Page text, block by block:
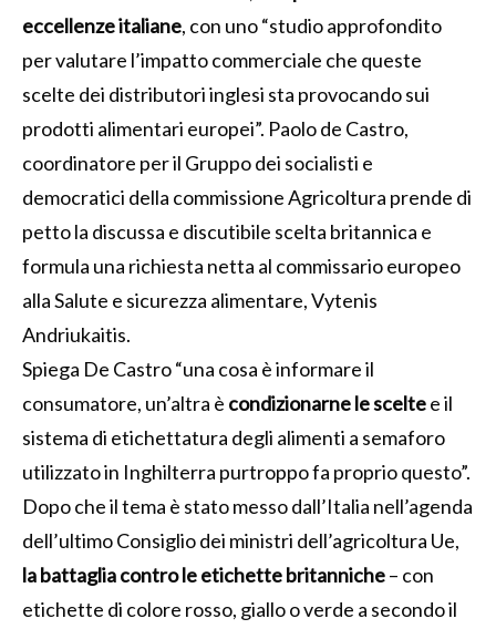
eccellenze italiane, con uno “studio approfondito
per valutare l’impatto commerciale che queste
scelte dei distributori inglesi sta provocando sui
prodotti alimentari europei”. Paolo de Castro,
coordinatore per il Gruppo dei socialisti e
democratici della commissione Agricoltura prende di
petto la discussa e discutibile scelta britannica e
formula una richiesta netta al commissario europeo
alla Salute e sicurezza alimentare, Vytenis
Andriukaitis.
Spiega De Castro “una cosa è informare il
consumatore, un’altra è condizionarne le sceltee il
sistema di etichettatura degli alimenti a semaforo
utilizzato in Inghilterra purtroppo fa proprio questo”.
Dopo che il tema è stato messo dall’Italia nell’agenda
dell’ultimo Consiglio dei ministri dell’agricoltura Ue,
la battaglia contro le etichette britanniche– con
etichette di colore rosso, giallo o verde a secondo il